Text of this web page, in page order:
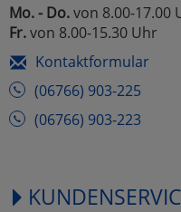
Mo. - Do.von 8.00-17.00
Fr.von 8.00-15.30 Uhr
Kontaktformular
(06766) 903-225
(06766) 903-223